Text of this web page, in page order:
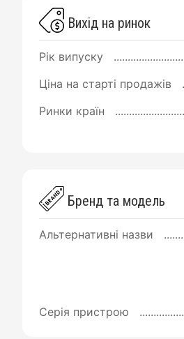
Вихід на ринок
Рік випуску
Ціна на старті продажів
Ринки країн
Бренд та модель
Альтернативні назви
Серія пристрою